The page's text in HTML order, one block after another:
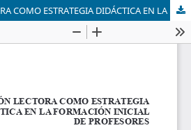
LA ANIMACIÓN LECTORA COMO ESTRATEGIA DIDÁCTICA EN LA FORMACIÓN INICIAL DE PROFESORES